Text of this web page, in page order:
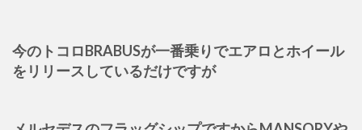
今のトコロBRABUSが一番乗りでエアロとホイール
をリリースしているだけですが